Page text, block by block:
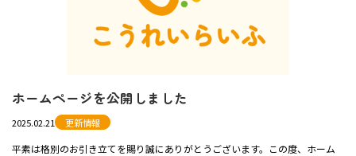
ホームページを公開しました
2025.02.21 更新情報
平素は格別のお引き立てを賜り誠にありがとうございます。この度、ホーム